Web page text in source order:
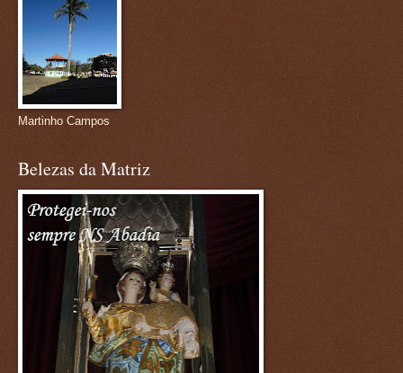
Martinho Campos
Belezas da Matriz